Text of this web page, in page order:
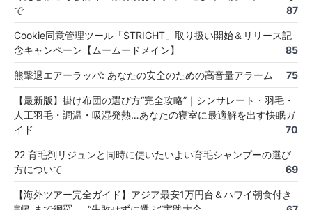
で
87
Cookie同意管理ツール「STRIGHT」取り扱い開始＆リリース記
念キャンペーン【ムームードメイン】
85
熊撃退エアーラッパ: あなたの安全のための高音量アラーム 75
【最新版】掛け布団の選び方“完全攻略”｜シンサレート・羽毛・
人工羽毛・調温・吸湿発熱…あなたの寝室に最適解を出す快眠ガ
イド
70
22 育毛剤リジュンと同時に使いたいよい育毛シャンプーの選び
方について
69
【海外ツアー完全ガイド】アジア最安1万円台＆ハワイ朝食付き